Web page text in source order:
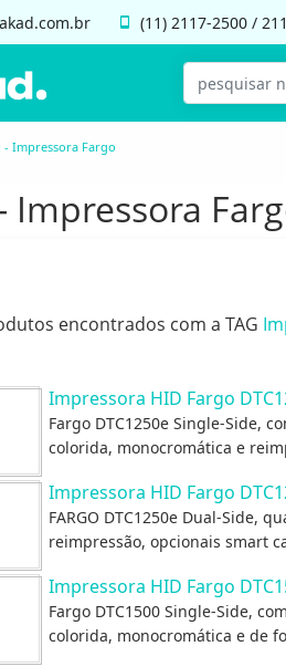
(11) 2117-2500 /
- Impressora Fargo
Impressora
encontrados com a TAG
Impressora HID Fargo
Fargo DTC1250e Single-Side,
colorida, monocromática e
Impressora HID Fargo
FARGO DTC1250e Dual-Side,
reimpressão, opcionais smart
Impressora HID Fargo
Fargo DTC1500 Single-Side,
colorida, monocromática e de